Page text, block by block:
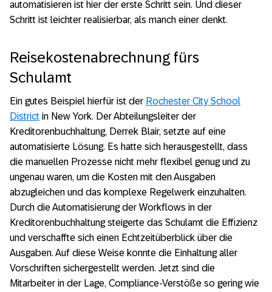
automatisieren ist hier der erste Schritt sein. Und dieser
Schritt ist leichter realisierbar, als manch einer denkt.
Reisekostenabrechnung fürs
Schulamt
Ein gutes Beispiel hierfür ist der Rochester City School
District in New York. Der Abteilungsleiter der
Kreditorenbuchhaltung, Derrek Blair, setzte auf eine
automatisierte Lösung. Es hatte sich herausgestellt, dass
die manuellen Prozesse nicht mehr flexibel genug und zu
ungenau waren, um die Kosten mit den Ausgaben
abzugleichen und das komplexe Regelwerk einzuhalten.
Durch die Automatisierung der Workflows in der
Kreditorenbuchhaltung steigerte das Schulamt die Effizienz
und verschaffte sich einen Echtzeitüberblick über die
Ausgaben. Auf diese Weise konnte die Einhaltung aller
Vorschriften sichergestellt werden. Jetzt sind die
Mitarbeiter in der Lage, Compliance-Verstöße so gering wie